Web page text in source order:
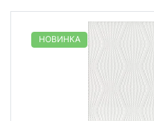
НОВИНКА